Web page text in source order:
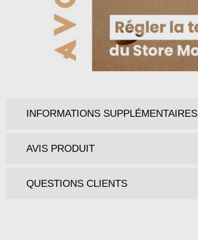
INFORMATIONS SUPPLÉMENTAIRES
AVIS PRODUIT
QUESTIONS CLIENTS